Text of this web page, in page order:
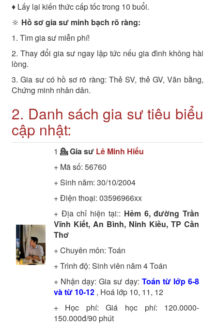
♦ Lấy lại kiến ​​thức cấp tốc trong 10 buổi.
🔆 Hồ sơ gia sư minh bạch rõ ràng:
1. Tìm gia sư miễn phí!
2. Thay đổi gia sư ngay lập tức nếu gia đình không hài
lòng.
3. Gia sư có hồ sơ rõ ràng: Thẻ SV, thẻ GV, Văn bằng,
Chứng minh nhân dân.
2. Danh sách gia sư tiêu biểu
cập nhật:
1 💁 Gia sư Lê Minh Hiếu
+ Mã số: 56760
+ Sinh năm: 30/10/2004
+ Điện thoại: 03596966xx
+ Địa chỉ hiện tại:: Hẻm 6, đường Trần
Vĩnh Kiết, An Bình, Ninh Kiều, TP Cần
Thơ
+ Chuyên môn: Toán
+ Trình độ: Sinh viên năm 4Toán
+ Nhận dạy: Gia sư dạy: Toán từ lớp 6-8
và từ 10-12 , Hoá lớp 10, 11, 12
+ Học phí: Giá học phí: 120.0000-
150.000đ/90 phút